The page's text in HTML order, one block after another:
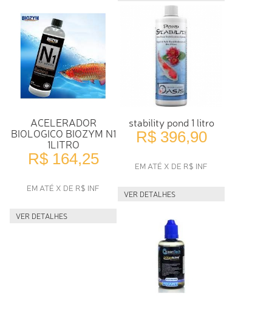
ACELERADOR
BIOLOGICO BIOZYM N1
1LITRO
R$ 164,25
EM ATÉ X DE R$ INF
VER DETALHES
stability pond 1 litro
R$ 396,90
EM ATÉ X DE R$ INF
VER DETALHES